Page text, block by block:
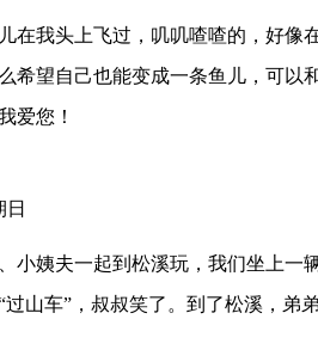
在我头上飞过，叽叽喳喳的，好像
希望自己也能变成一条鱼儿，可以
爱您！
日
小姨夫一起到松溪玩，我们坐上一
山车”，叔叔笑了。到了松溪，弟